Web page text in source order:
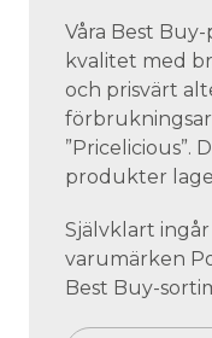
Våra Best
kvalitet med
och prisvärt
”Pricelicious”.
produkter
Självklart
varumärken
Best Buy-